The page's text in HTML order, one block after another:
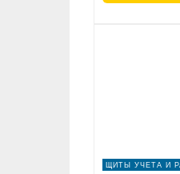
ЩИТЫ УЧЕТА И